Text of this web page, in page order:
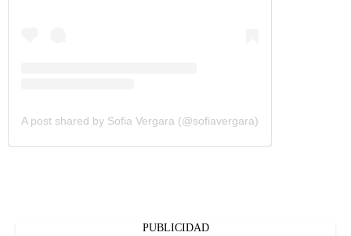
A post shared by Sofia Vergara (@sofiavergara)
PUBLICIDAD